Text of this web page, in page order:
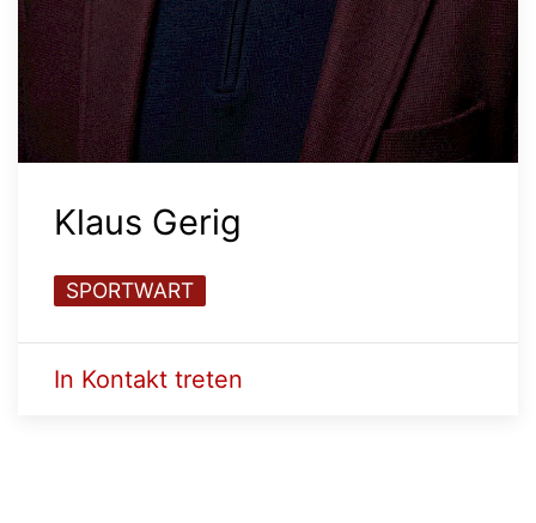
Klaus Gerig
SPORTWART
In Kontakt treten